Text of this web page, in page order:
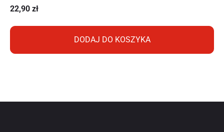
22,90 zł
DODAJ DO KOSZYKA